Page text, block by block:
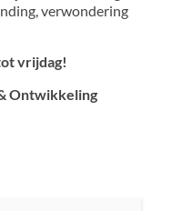
verwondering
vrijdag!
Ontwikkeling